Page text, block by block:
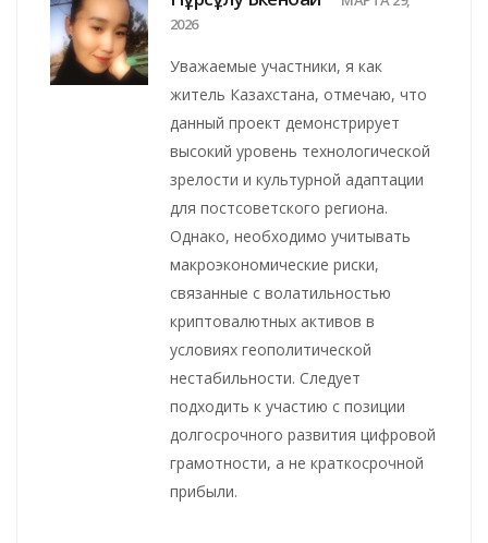
2026
Уважаемые участники, я как
житель Казахстана, отмечаю, что
данный проект демонстрирует
высокий уровень технологической
зрелости и культурной адаптации
для постсоветского региона.
Однако, необходимо учитывать
макроэкономические риски,
связанные с волатильностью
криптовалютных активов в
условиях геополитической
нестабильности. Следует
подходить к участию с позиции
долгосрочного развития цифровой
грамотности, а не краткосрочной
прибыли.